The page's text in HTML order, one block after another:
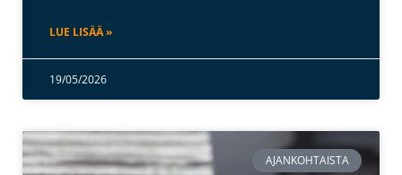
LUE LISÄÄ »
19/05/2026
AJANKOHTAISTA